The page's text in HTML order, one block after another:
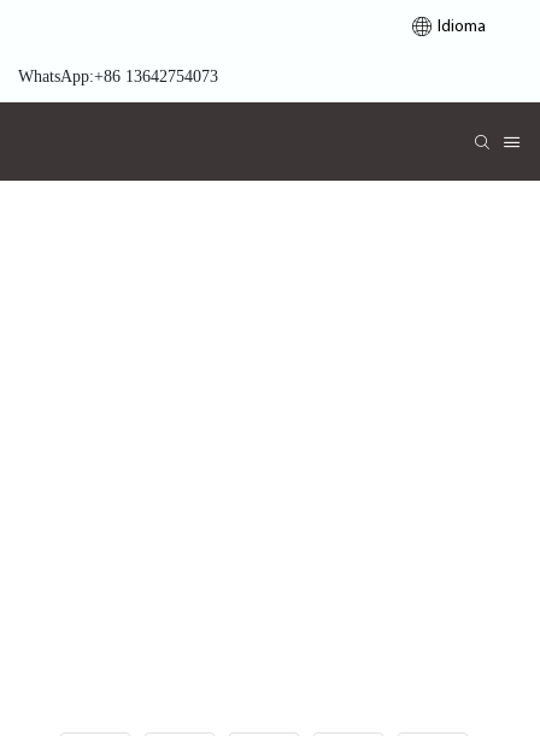
Idioma
WhatsApp:+86 13642754073